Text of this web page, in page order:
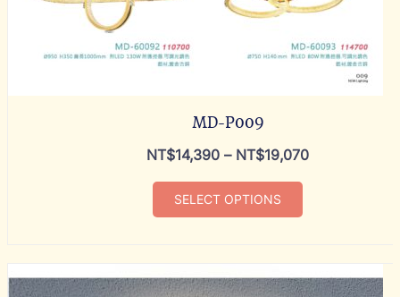
MD-P009
NT$14,390 – NT$19,070
SELECT OPTIONS